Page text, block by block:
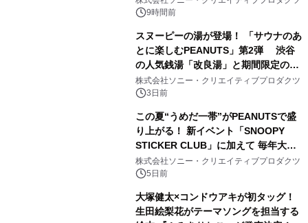
9時間前
スヌーピーの湯が登場！ 「サウナのあ
とに楽しむPEANUTS」第2弾 渋谷
の人気銭湯「改良湯」と期間限定のコ
ラボレーション サウナイキタイコラ
ボグッズも発売決定！
株式会社ソニー・クリエイティブプロダクツ
3日前
この夏“うめだ一帯”がPEANUTSで盛
り上がる！ 新イベント「SNOOPY
STICKER CLUB」に加えて 毎年大好
評阪急の「うめだスヌーピーフェステ
ィバル」、 グラングリーン大阪 ショ
SUMMER TIME with PEANUTS」を
初開催！
株式会社ソニー・クリエイティブプロダクツ
5日前
大塚健太×コンドウアキが初タッグ！
生田絵梨花がテーマソングを担当する